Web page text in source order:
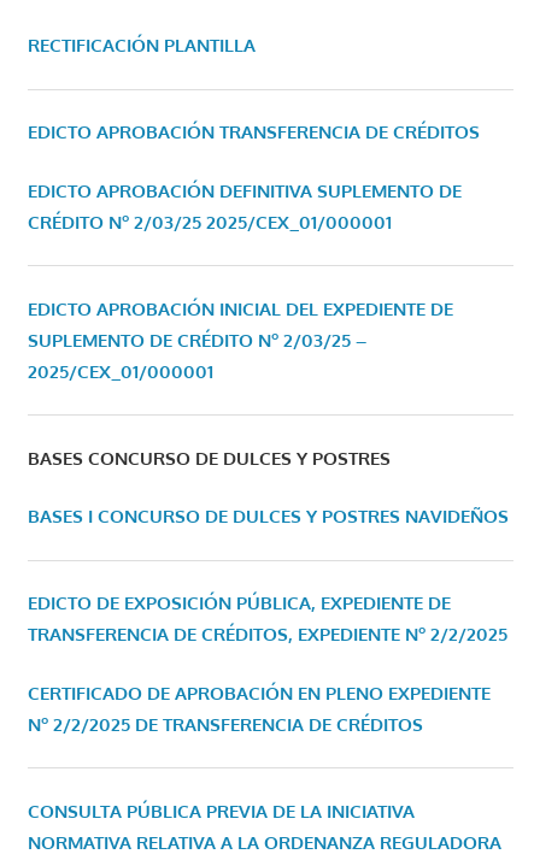
RECTIFICACIÓN PLANTILLA
EDICTO APROBACIÓN TRANSFERENCIA DE CRÉDITOS
EDICTO APROBACIÓN DEFINITIVA SUPLEMENTO DE
CRÉDITO Nº 2/03/25 2025/CEX_01/000001
EDICTO APROBACIÓN INICIAL DEL EXPEDIENTE DE
SUPLEMENTO DE CRÉDITO Nº 2/03/25 –
2025/CEX_01/000001
BASES CONCURSO DE DULCES Y POSTRES
BASES I CONCURSO DE DULCES Y POSTRES NAVIDEÑOS
EDICTO DE EXPOSICIÓN PÚBLICA, EXPEDIENTE DE
TRANSFERENCIA DE CRÉDITOS, EXPEDIENTE Nº 2/2/2025
CERTIFICADO DE APROBACIÓN EN PLENO EXPEDIENTE
Nº 2/2/2025 DE TRANSFERENCIA DE CRÉDITOS
CONSULTA PÚBLICA PREVIA DE LA INICIATIVA
NORMATIVA RELATIVA A LA ORDENANZA REGULADORA